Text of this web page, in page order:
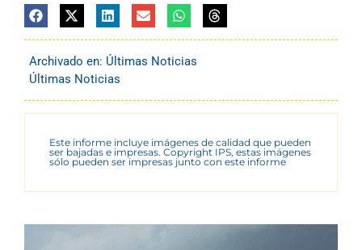
Archivado en: Últimas Noticias
Últimas Noticias
Este informe incluye imágenes de calidad que pueden
ser bajadas e impresas. Copyright IPS, estas imágenes
sólo pueden ser impresas junto con este informe